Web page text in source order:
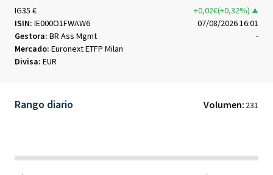
IG35 €
+0,02€(+0,32%)
ISIN: IE000O1FWAW6
07/08/2026 16:01
Gestora: BR Ass Mgmt
-
Mercado: Euronext ETFP Milan
Divisa: EUR
Rango diario Volumen: 231